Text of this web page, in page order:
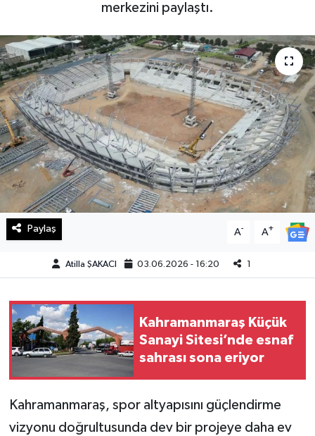
merkezini paylaştı.
Paylaş A- A+
Atilla ŞAKACI 03.06.2026 - 16:20 1
Kahramanmaraş Küçük
Sanayi Sitesi’nde esnaf
sahrası sona eriyor
Kahramanmaraş, spor altyapısını güçlendirme
vizyonu doğrultusunda dev bir projeye daha ev
Haberde İnsan
Kültür Sanat
Magazin
Manşet Altı
Manşetler
Resmi İlan
Sağlık
Spor
SürManşet
Teknoloji
KAHRAMANMARAŞ